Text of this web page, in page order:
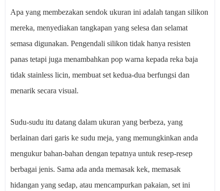
Apa yang membezakan sendok ukuran ini adalah tangan silikon
mereka, menyediakan tangkapan yang selesa dan selamat
semasa digunakan. Pengendali silikon tidak hanya resisten
panas tetapi juga menambahkan pop warna kepada reka baja
tidak stainless licin, membuat set kedua-dua berfungsi dan
menarik secara visual.
Sudu-sudu itu datang dalam ukuran yang berbeza, yang
berlainan dari garis ke sudu meja, yang memungkinkan anda
mengukur bahan-bahan dengan tepatnya untuk resep-resep
berbagai jenis. Sama ada anda memasak kek, memasak
hidangan yang sedap, atau mencampurkan pakaian, set ini